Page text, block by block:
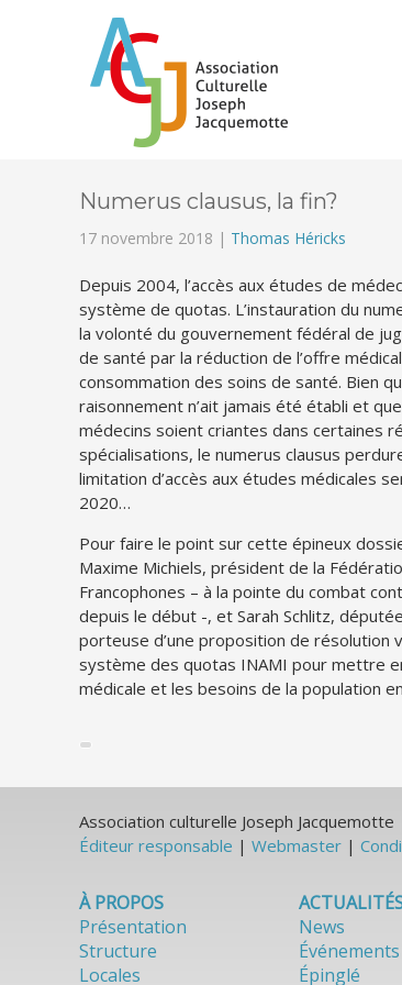
Numerus clausus, la fin?
17 novembre 2018 | Thomas Héricks
Depuis 2004, l’accès aux études de
système de quotas. L’instauration du
la volonté du gouvernement fédéral de
de santé par la réduction de l’offre
consommation des soins de santé. Bien
raisonnement n’ait jamais été établi et
médecins soient criantes dans certaines
spécialisations, le numerus clausus
limitation d’accès aux études médicales
2020…
Pour faire le point sur cette épineux
Maxime Michiels, président de la
Francophones – à la pointe du combat
depuis le début -, et Sarah Schlitz,
porteuse d’une proposition de résolution
système des quotas INAMI pour mettre
médicale et les besoins de la population
Association culturelle Joseph
Éditeur responsable | Webmaster |
À PROPOS
Présentation
Structure
Locales
News
Événements
Épinglé